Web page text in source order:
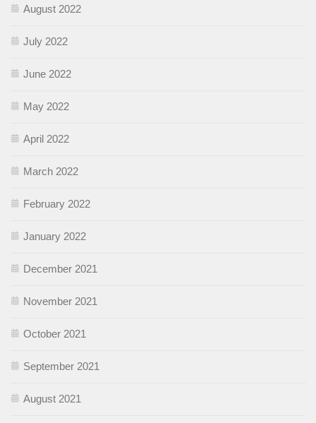
August 2022
July 2022
June 2022
May 2022
April 2022
March 2022
February 2022
January 2022
December 2021
November 2021
October 2021
September 2021
August 2021